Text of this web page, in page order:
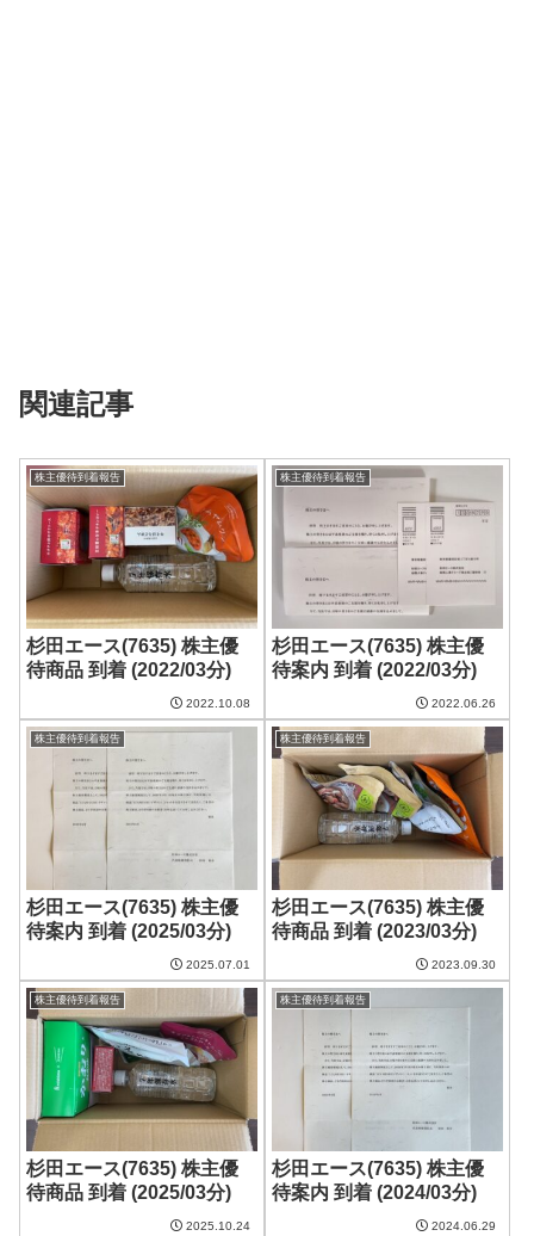
関連記事
株主優待到着報告
杉田エース(7635) 株主優
待商品 到着 (2022/03分)
2022.10.08
株主優待到着報告
杉田エース(7635) 株主優
待案内 到着 (2022/03分)
2022.06.26
株主優待到着報告
杉田エース(7635) 株主優
待案内 到着 (2025/03分)
2025.07.01
株主優待到着報告
杉田エース(7635) 株主優
待商品 到着 (2023/03分)
2023.09.30
株主優待到着報告
杉田エース(7635) 株主優
待商品 到着 (2025/03分)
2025.10.24
株主優待到着報告
杉田エース(7635) 株主優
待案内 到着 (2024/03分)
2024.06.29